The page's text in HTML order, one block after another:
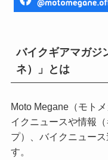
バイクギアマガジ
ネ）」とは
Moto Megane（モト
イクニュースや情報
プ）、バイクニュー
す。